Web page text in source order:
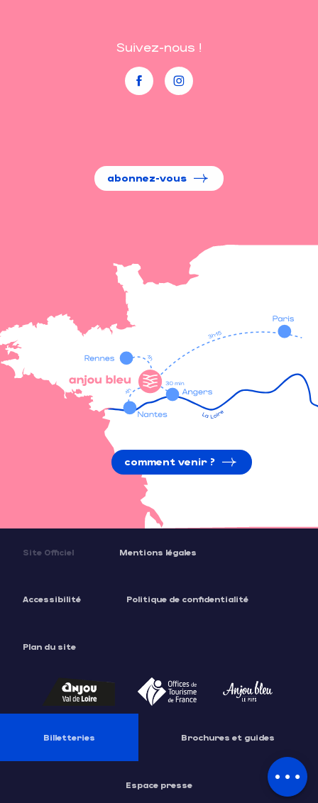
Description
par email
Suivez-nous !
abonnez-vous
comment venir ?
Site Officiel Mentions légales
Accessibilité Politique de confidentialité
Plan du site
Billetteries Brochures et guides
Espace presse